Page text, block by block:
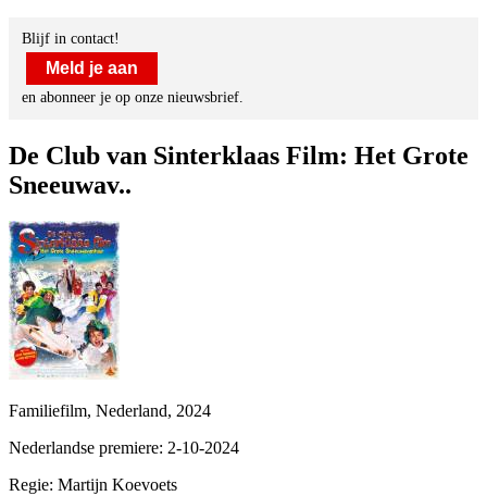
Blijf in contact!
Meld je aan
en abonneer je op onze nieuwsbrief.
De Club van Sinterklaas Film: Het Grote
Sneeuwav..
Familiefilm, Nederland, 2024
Nederlandse premiere: 2-10-2024
Regie: Martijn Koevoets